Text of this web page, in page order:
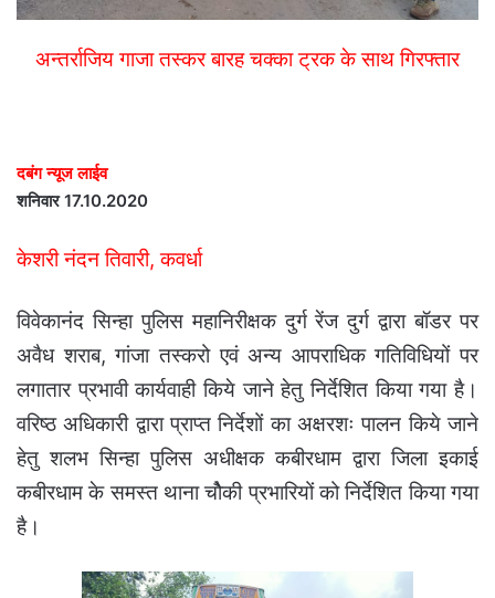
अन्तर्राजिय गाजा तस्कर बारह चक्का ट्रक के साथ गिरफ्तार
दबंग न्यूज लाईव
शनिवार 17.10.2020
केशरी नंदन तिवारी, कवर्धा
विवेकानंद सिन्हा पुलिस महानिरीक्षक दुर्ग रेंज दुर्ग द्वारा बॉडर पर
अवैध शराब, गांजा तस्करो एवं अन्य आपराधिक गतिविधियों पर
लगातार प्रभावी कार्यवाही किये जाने हेतु निर्देशित किया गया है।
वरिष्ठ अधिकारी द्वारा प्राप्त निर्देशों का अक्षरशः पालन किये जाने
हेतु शलभ सिन्हा पुलिस अधीक्षक कबीरधाम द्वारा जिला इकाई
कबीरधाम के समस्त थाना चोैकी प्रभारियों को निर्देशित किया गया
है।